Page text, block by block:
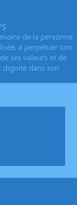
de la personne
à perpétuer son
ses valeurs et de
dignité dans son